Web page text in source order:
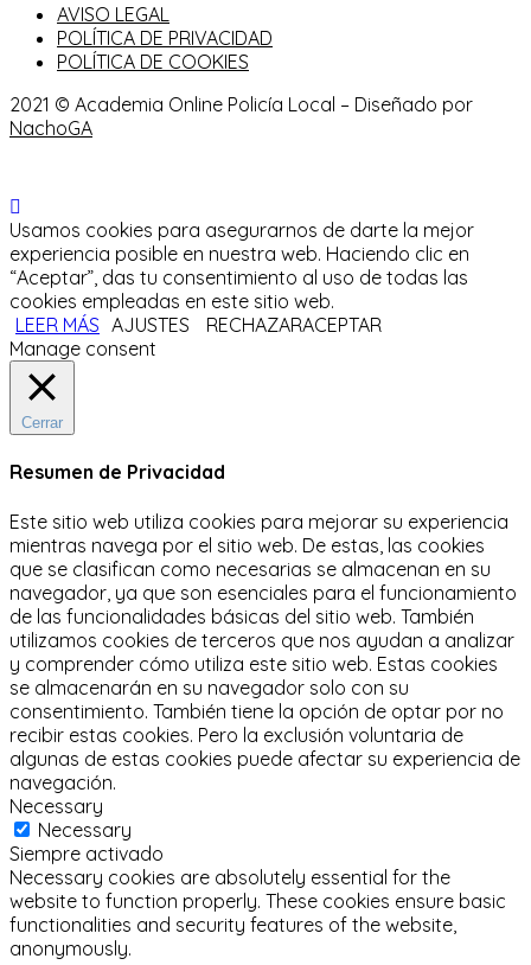
AVISO LEGAL
POLÍTICA DE PRIVACIDAD
POLÍTICA DE COOKIES
2021 © Academia Online Policía Local – Diseñado por
NachoGA
Usamos cookies para asegurarnos de darte la mejor
experiencia posible en nuestra web. Haciendo clic en
“Aceptar”, das tu consentimiento al uso de todas las
cookies empleadas en este sitio web.
LEER MÁS AJUSTES RECHAZARACEPTAR
Manage consent
Cerrar
Resumen de Privacidad
Este sitio web utiliza cookies para mejorar su experiencia
mientras navega por el sitio web. De estas, las cookies
que se clasifican como necesarias se almacenan en su
navegador, ya que son esenciales para el funcionamiento
de las funcionalidades básicas del sitio web. También
utilizamos cookies de terceros que nos ayudan a analizar
y comprender cómo utiliza este sitio web. Estas cookies
se almacenarán en su navegador solo con su
consentimiento. También tiene la opción de optar por no
recibir estas cookies. Pero la exclusión voluntaria de
algunas de estas cookies puede afectar su experiencia de
navegación.
Necessary
Necessary
Siempre activado
Necessary cookies are absolutely essential for the
website to function properly. These cookies ensure basic
functionalities and security features of the website,
anonymously.